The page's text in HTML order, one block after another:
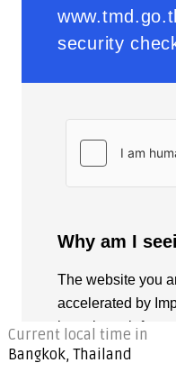
Current local time in
Bangkok, Thailand